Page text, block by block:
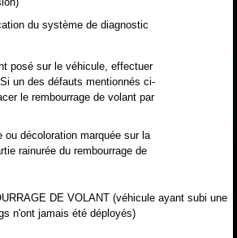
du système de diagnostic
posé sur le véhicule, effectuer
un des défauts mentionnés ci-
le rembourrage de volant par
ou décoloration marquée sur la
rainurée du rembourrage de
DE VOLANT (véhicule ayant subi une
n'ont jamais été déployés)